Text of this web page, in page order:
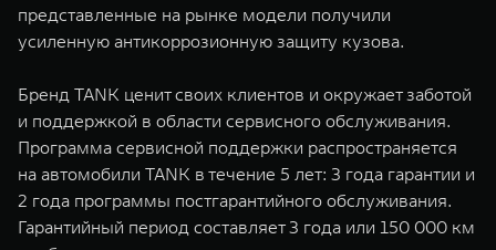
представленные на рынке модели получили
усиленную антикоррозионную защиту кузова.
Бренд TANK ценит своих клиентов и окружает заботой
и поддержкой в области сервисного обслуживания.
Программа сервисной поддержки распространяется
на автомобили TANK в течение 5 лет: 3 года гарантии и
2 года программы постгарантийного обслуживания.
Гарантийный период составляет 3 года или 150 000 км